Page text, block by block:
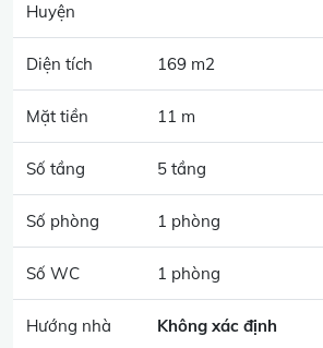
Huyện
Diện tích 169 m2
Mặt tiền 11 m
Số tầng 5 tầng
Số phòng 1 phòng
Số WC 1 phòng
Hướng nhà Không xác định